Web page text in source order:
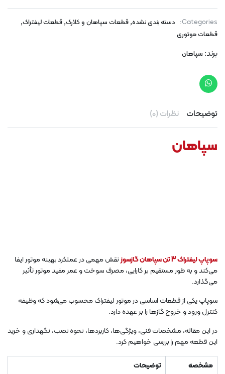
Categories: دسته بندی نشده,قطعات سپاهان و کلارک, قطعات لیفتراک,
قطعات موتوری
برند: سپاهان
توضیحات نظرات (0)
سپاهان
سوپاپ لیفتراک 3 تن سپاهان گازسوز
نقش مهمی در عملکرد بهینه موتور ایفا
می‌کند و به طور مستقیم بر کارایی، مصرف سوخت و عمر مفید موتور تأثیر
می‌گذارد.
سوپاپ یکی از قطعات اساسی در موتور لیفتراک محسوب می‌شود که وظیفه
کنترل ورود و خروج گازها را بر عهده دارد.
در این مقاله، مشخصات فنی، ویژگی‌ها، کاربردها، نحوه نصب، نگهداری و خرید
این قطعه مهم را بررسی خواهیم کرد.
مشخصه
توضیحات